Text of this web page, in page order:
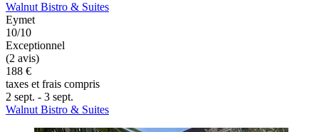
Walnut Bistro & Suites
Eymet
10/10
Exceptionnel
(2 avis)
188 €
taxes et frais compris
2 sept. - 3 sept.
Walnut Bistro & Suites